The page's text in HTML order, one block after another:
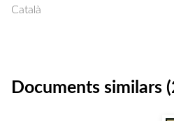
Català
Documents similars